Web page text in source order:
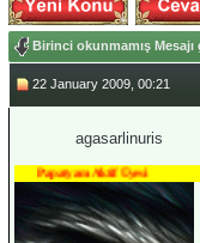
Birinci okunmamış Mesajı
22 January 2009, 00:21
agasarlinuris
Papatyam Aktif Üyesi